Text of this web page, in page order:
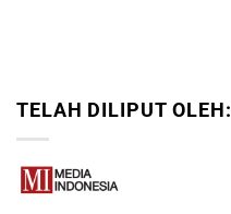
TELAH DILIPUT OLEH: